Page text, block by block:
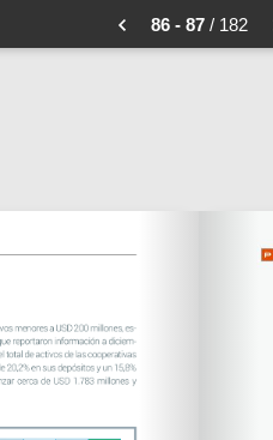
86 - 87/ 182